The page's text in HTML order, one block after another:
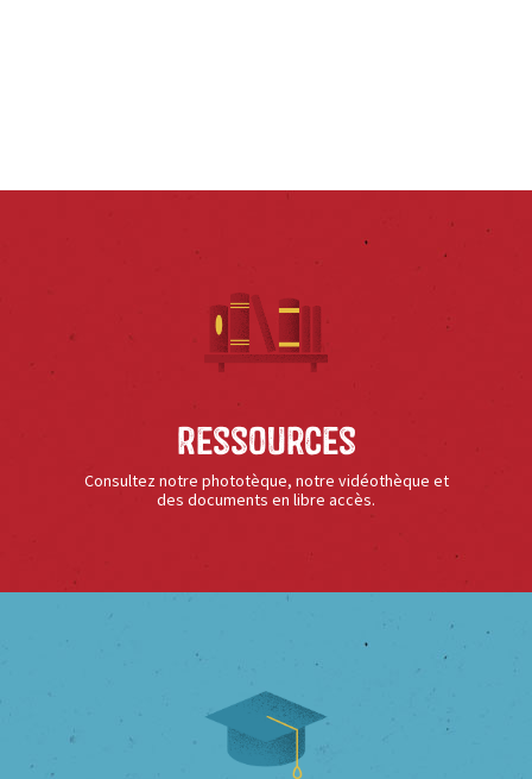
Ressources
Consultez notre phototèque, notre vidéothèque et
des documents en libre accès.